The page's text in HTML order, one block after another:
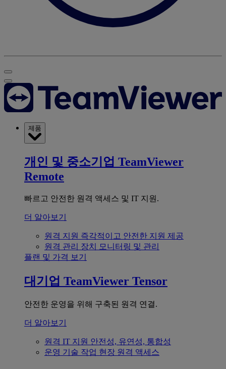
제품
개인 및 중소기업 TeamViewer
Remote
빠르고 안전한 원격 액세스 및 IT 지원.
더 알아보기
원격 지원 즉각적이고 안전한 지원 제공
원격 관리 장치 모니터링 및 관리
플랜 및 가격 보기
대기업 TeamViewer Tensor
안전한 운영을 위해 구축된 원격 연결.
더 알아보기
원격 IT 지원 안전성, 유연성, 통합성
운영 기술 작업 현장 원격 액세스